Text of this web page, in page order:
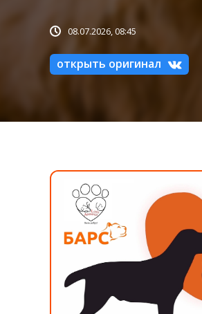
08.07.2026, 08:45
открыть оригинал